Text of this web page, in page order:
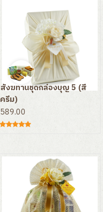
สังฆทานชุดกล่องบุญ 5 (สี
ครีม)
589.00